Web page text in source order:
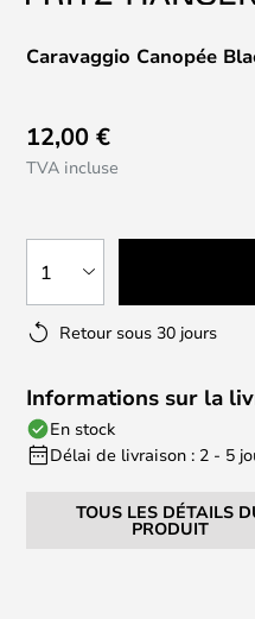
Caravaggio Canopée
12,00 €
TVA incluse
1
Retour sous 30 jours
Informations sur la
En stock
Délai de livraison : 2 - 5
TOUS LES DÉTAILS
PRODUIT